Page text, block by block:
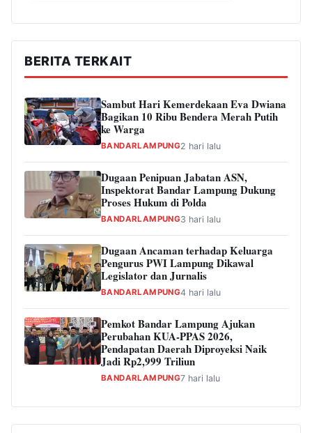
BERITA TERKAIT
Sambut Hari Kemerdekaan Eva Dwiana
Bagikan 10 Ribu Bendera Merah Putih
ke Warga
BANDARLAMPUNG2 hari lalu
Dugaan Penipuan Jabatan ASN,
Inspektorat Bandar Lampung Dukung
Proses Hukum di Polda
BANDARLAMPUNG3 hari lalu
Dugaan Ancaman terhadap Keluarga
Pengurus PWI Lampung Dikawal
Legislator dan Jurnalis
BANDARLAMPUNG4 hari lalu
Pemkot Bandar Lampung Ajukan
Perubahan KUA-PPAS 2026,
Pendapatan Daerah Diproyeksi Naik
Jadi Rp2,999 Triliun
BANDARLAMPUNG7 hari lalu